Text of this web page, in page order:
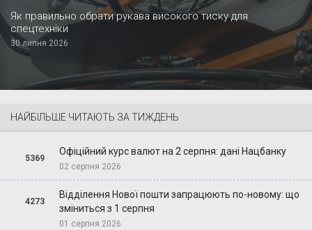
Як правильно обрати рукава високого тиску для
спецтехніки
30 липня 2026
НАЙБІЛЬШЕ ЧИТАЮТЬ ЗА ТИЖДЕНЬ
5369
Офіційний курс валют на 2 серпня: дані Нацбанку
02 серпня 2026
4273
Відділення Нової пошти запрацюють по-новому: що
зміниться з 1 серпня
01 серпня 2026